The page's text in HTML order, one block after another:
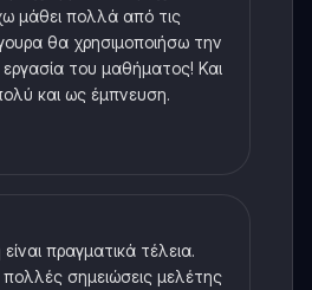
μάθει πολλά από τις
θα χρησιμοποιήσω την
εργασία του μαθήματος! Και
και ως έμπνευση.
πραγματικά τέλεια.
σημειώσεις μελέτης